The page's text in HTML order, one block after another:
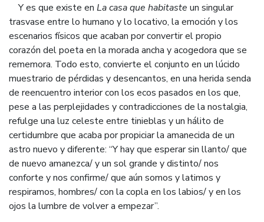
Y es que existe en La casa que habitaste un singular
trasvase entre lo humano y lo locativo, la emoción y los
escenarios físicos que acaban por convertir el propio
corazón del poeta en la morada ancha y acogedora que se
rememora. Todo esto, convierte el conjunto en un lúcido
muestrario de pérdidas y desencantos, en una herida senda
de reencuentro interior con los ecos pasados en los que,
pese a las perplejidades y contradicciones de la nostalgia,
refulge una luz celeste entre tinieblas y un hálito de
certidumbre que acaba por propiciar la amanecida de un
astro nuevo y diferente: “Y hay que esperar sin llanto/ que
de nuevo amanezca/ y un sol grande y distinto/ nos
conforte y nos confirme/ que aún somos y latimos y
respiramos, hombres/ con la copla en los labios/ y en los
ojos la lumbre de volver a empezar”.